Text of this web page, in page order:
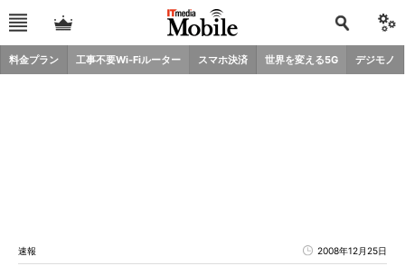
料金プラン 工事不要Wi-Fiルーター スマホ決済 世界を変える5G デジモノ
速報 2008年12月25日